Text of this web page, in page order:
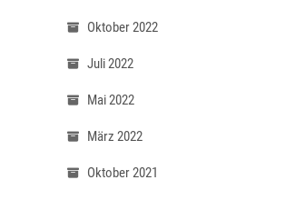
Oktober 2022
Juli 2022
Mai 2022
März 2022
Oktober 2021